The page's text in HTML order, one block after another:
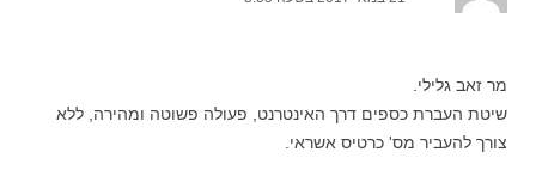
מר זאב גלילי.
שיטת העברת כספים דרך האינטרנט, פעולה פשוטה ומהירה, ללא
צורך להעביר מס' כרטיס אשראי.